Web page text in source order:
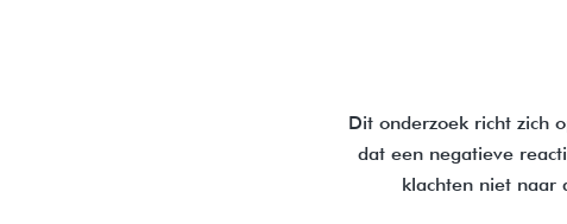
Dit onderzoek richt zich
dat een negatieve
klachten niet naar